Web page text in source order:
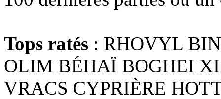
Tops ratés : RHOVYL
OLIM BÉHAÏ BOGHEI
VRACS CYPRIÈRE